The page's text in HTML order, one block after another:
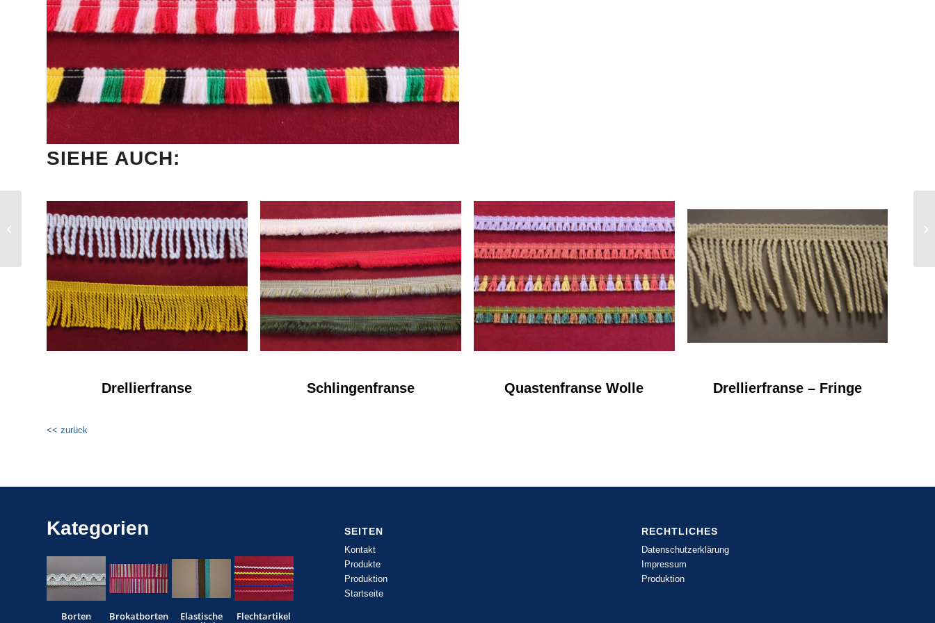
SIEHE AUCH:
Drellierfranse Schlingenfranse Quastenfranse Wolle Drellierfranse – Fringe
<< zurück
Kategorien
Borten Brokatborten Elastische Flechtartikel
SEITEN
Kontakt
Produkte
Produktion
Startseite
RECHTLICHES
Datenschutzerklärung
Impressum
Produktion
Quastenfranse Wolle